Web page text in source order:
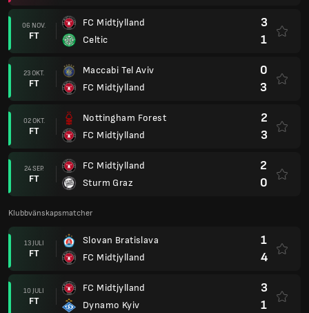
06 NOV.
FT
FC Midtjylland
Celtic
3
1
23 OKT.
FT
Maccabi Tel Aviv
FC Midtjylland
0
3
02 OKT.
FT
Nottingham Forest
FC Midtjylland
2
3
24 SEP.
FT
FC Midtjylland
Sturm Graz
2
0
Klubbvänskapsmatcher
13 JULI
FT
Slovan Bratislava
FC Midtjylland
1
4
10 JULI
FT
FC Midtjylland
Dynamo Kyiv
3
1